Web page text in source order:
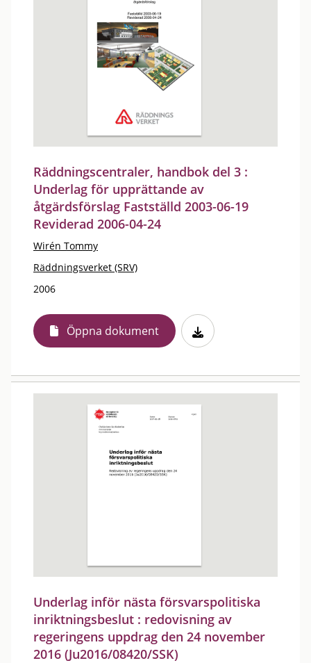
Räddningscentraler, handbok del 3 :
Underlag för upprättande av
åtgärdsförslag Fastställd 2003-06-19
Reviderad 2006-04-24
Wirén Tommy
Räddningsverket (SRV)
2006
Öppna dokument
Underlag inför nästa försvarspolitiska
inriktningsbeslut : redovisning av
regeringens uppdrag den 24 november
2016 (Ju2016/08420/SSK)